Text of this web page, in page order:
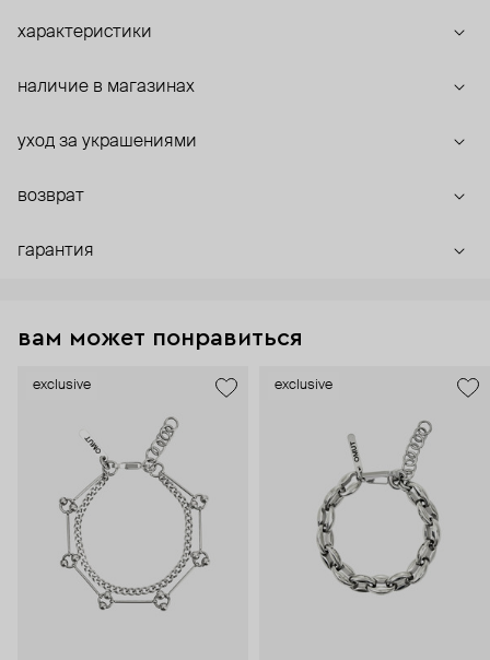
характеристики
наличие в магазинах
уход за украшениями
возврат
гарантия
вам может понравиться
exclusive exclusive